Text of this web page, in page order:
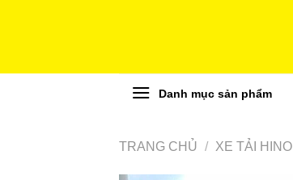
Danh mục sản phẩm
TRANG CHỦ / XE TẢI HINO